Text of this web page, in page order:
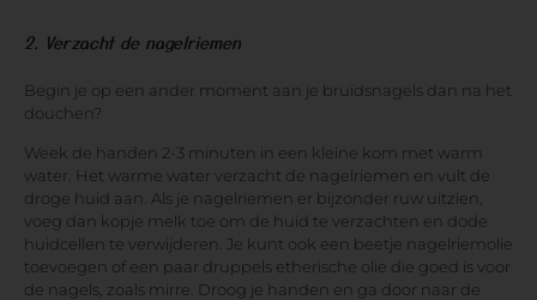
2. Verzacht de nagelriemen
Begin je op een ander moment aan je bruidsnagels dan na het
douchen?
Week de handen 2-3 minuten in een kleine kom met warm
water. Het warme water verzacht de nagelriemen en vult de
droge huid aan. Als je nagelriemen er bijzonder ruw uitzien,
voeg dan kopje melk toe om de huid te verzachten en dode
huidcellen te verwijderen. Je kunt ook een beetje nagelriemolie
toevoegen of een paar druppels etherische olie die goed is voor
de nagels, zoals mirre. Droog je handen en ga door naar de